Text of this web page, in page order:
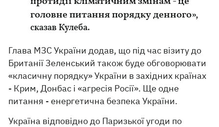
головне питання порядку денного»,
сказав Кулеба.
Глава МЗС України додав, що під час візиту до
Британії Зеленський також буде обговорювати
«класичну порядку» України в західних країнах
- Крим, Донбас і «агресія Росії». Ще одне
питання - енергетична безпека України.
Україна відповідно до Паризької угоди по